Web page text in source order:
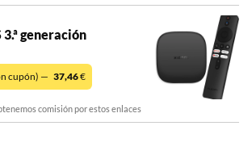
generación
cupón) — 37,46€
comisión por estos enlaces